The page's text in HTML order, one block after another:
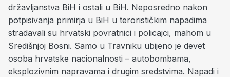
državljanstva BiH i ostali u BiH. Neposredno nakon
potpisivanja primirja u BiH u terorističkim napadima
stradavali su hrvatski povratnici i policajci, mahom u
Središnjoj Bosni. Samo u Travniku ubijeno je devet
osoba hrvatske nacionalnosti – autobombama,
eksplozivnim napravama i drugim sredstvima. Napadi i